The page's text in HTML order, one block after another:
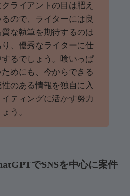
クライアントの目は肥え
ので、ライターには良
な執筆を期待するのは
り、優秀なライターに仕
るでしょう。喰いっぱ
ためにも、今からできる
のある情報を独自に入
ティングに活かす努力
う。
でSNSを中心に案件